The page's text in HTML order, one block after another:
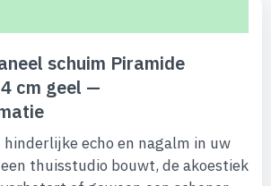
schuim Piramide
cm geel —
echo en nagalm in uw
thuisstudio bouwt, de akoestiek